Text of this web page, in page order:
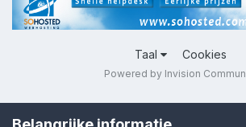
Taal Cookies
Powered by Invision